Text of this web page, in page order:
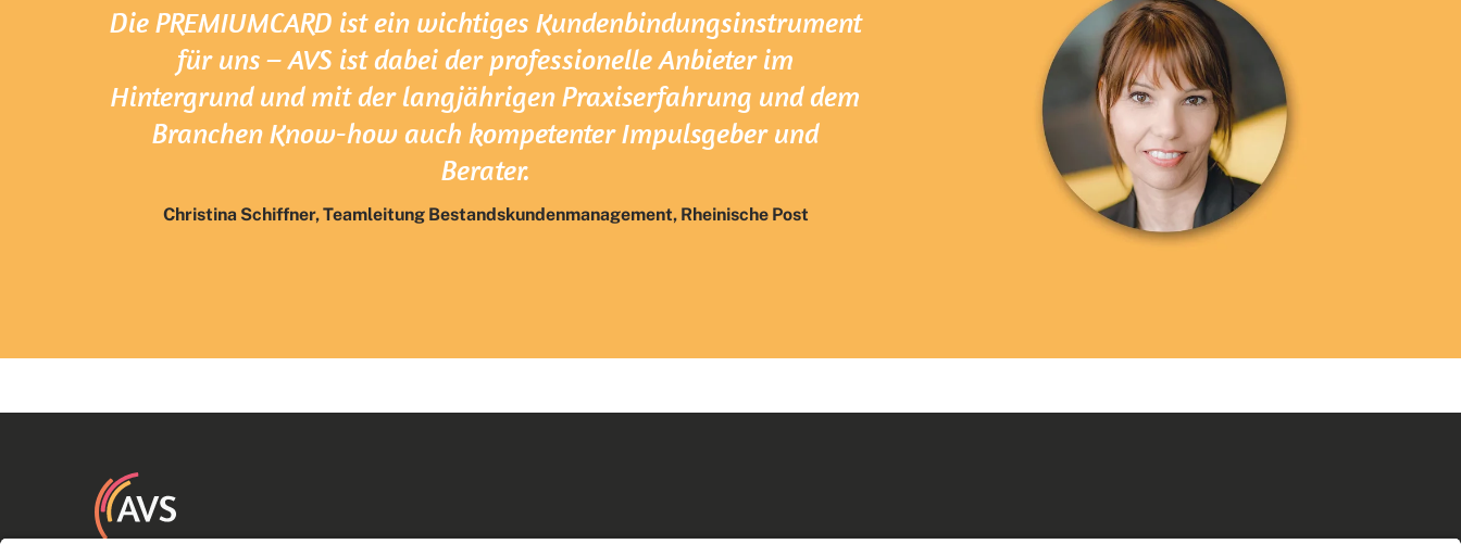
Die PREMIUMCARD ist ein wichtiges Kundenbindungsinstrument
für uns – AVS ist dabei der professionelle Anbieter im
Hintergrund und mit der langjährigen Praxiserfahrung und dem
Branchen Know-how auch kompetenter Impulsgeber und
Berater.
Christina Schiffner, Teamleitung Bestandskundenmanagement, Rheinische Post